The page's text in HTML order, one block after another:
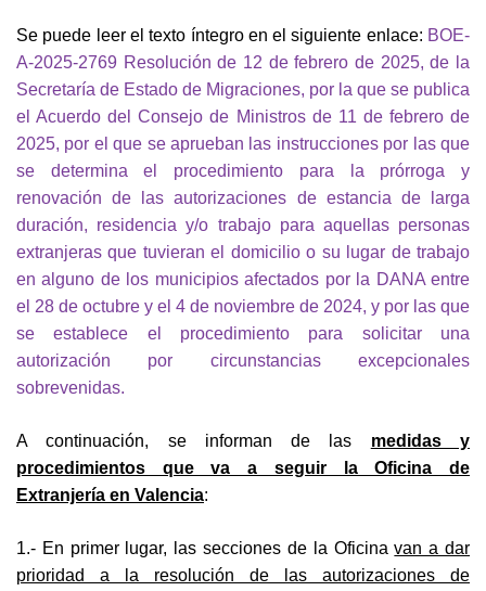
Se puede leer el texto íntegro en el siguiente enlace: BOE-
A-2025-2769 Resolución de 12 de febrero de 2025, de la
Secretaría de Estado de Migraciones, por la que se publica
el Acuerdo del Consejo de Ministros de 11 de febrero de
2025, por el que se aprueban las instrucciones por las que
se determina el procedimiento para la prórroga y
renovación de las autorizaciones de estancia de larga
duración, residencia y/o trabajo para aquellas personas
extranjeras que tuvieran el domicilio o su lugar de trabajo
en alguno de los municipios afectados por la DANA entre
el 28 de octubre y el 4 de noviembre de 2024, y por las que
se establece el procedimiento para solicitar una
autorización por circunstancias excepcionales
sobrevenidas.
A continuación, se informan de las medidas y
procedimientos que va a seguir la Oficina de
Extranjería en Valencia:
1.- En primer lugar, las secciones de la Oficinavan a dar
prioridad a la resolución de las autorizaciones de